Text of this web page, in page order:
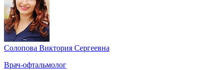
Солопова Виктория Сергеевна
Врач-офтальмолог